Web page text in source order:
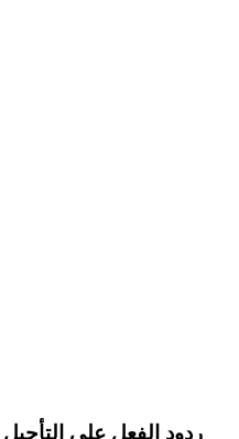
ردود‍ الفعل على التأجيل